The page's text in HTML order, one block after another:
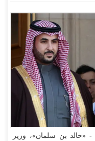
- «خالد بن سلمان»، وزیر